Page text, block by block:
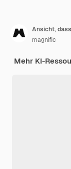
magnific
Mehr KI-